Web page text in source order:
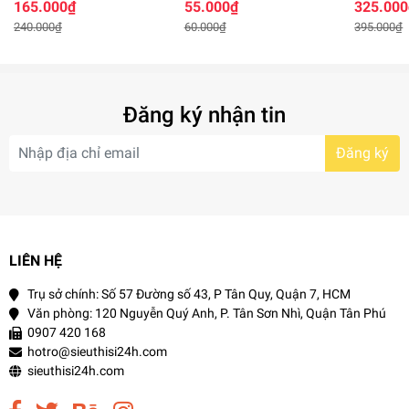
Phục hồi tổn thương vùng da mụn.
Dưỡng da trắng sáng, mềm mịn và tươi trẻ.
Kem trị mụn Ciracle Red Spot Cream và những lí do bạn
nên lựa chọn ngay cho mình
Ciracle là dòng sản phẩm hỗ trợ điều trị mụn cao cấp thuộc
sự sở hữu của trung tâm nghiên cứu sinh học COTDE
Propeller Imumuno
165.000₫
240.000₫
Secret
55.000₫
60.000₫
Hãng
395.000₫
Đăng ký nhận tin
Đăng ký
LIÊN HỆ
Trụ sở chính: Số 57 Đường số 43, P Tân Quy, Quận 7, HCM
Văn phòng: 120 Nguyễn Quý Anh, P. Tân Sơn Nhì, Quận Tân Phú
0907 420 168
hotro@sieuthisi24h.com
sieuthisi24h.com